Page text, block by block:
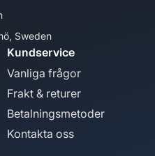
Sweden
Kundservice
Vanliga frågor
Frakt & returer
Betalningsmetoder
Kontakta oss